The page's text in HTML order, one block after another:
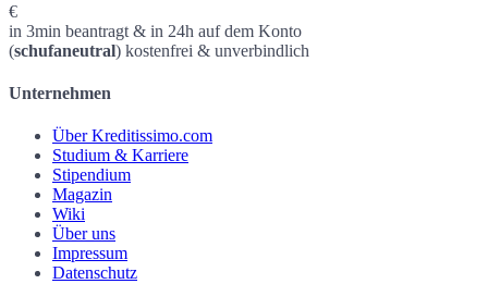
€
in 3min beantragt & in 24h auf dem Konto
(schufaneutral) kostenfrei & unverbindlich
Unternehmen
Über Kreditissimo.com
Studium & Karriere
Stipendium
Magazin
Wiki
Über uns
Impressum
Datenschutz